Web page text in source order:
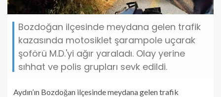
Bozdoğan ilçesinde meydana gelen trafik
kazasında motosiklet şarampole uçarak
şoförü M.D.'yi ağır yaraladı. Olay yerine
sıhhat ve polis grupları sevk edildi.
Aydın’ın Bozdoğan ilçesinde meydana gelen trafik